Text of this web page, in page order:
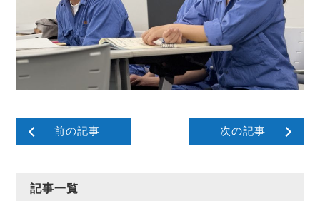
前の記事 次の記事
記事一覧